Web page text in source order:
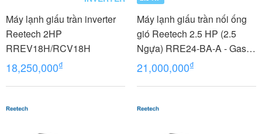
Máy lạnh giấu trần inverter
Reetech 2HP
RREV18H/RCV18H
18,250,000₫
Máy lạnh giấu trần nối ống
gió Reetech 2.5 HP (2.5
Ngựa) RRE24-BA-A - Gas
R410A
21,000,000₫